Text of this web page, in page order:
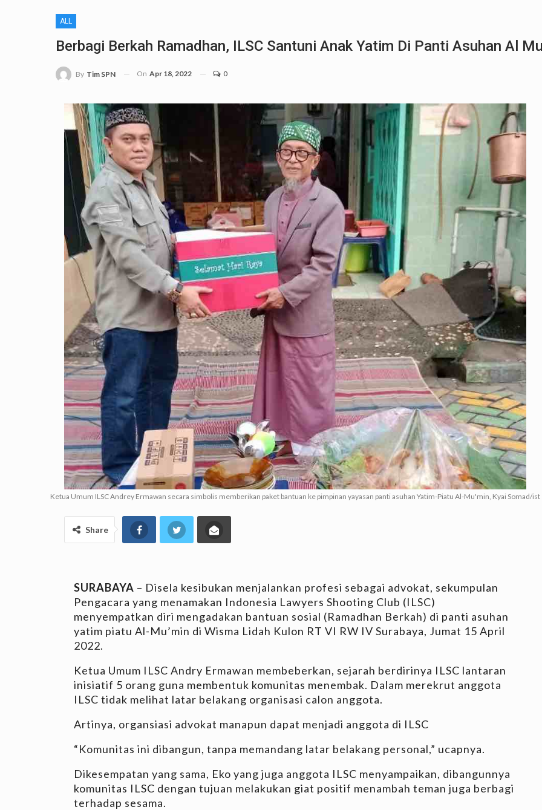
ALL
Berbagi Berkah Ramadhan, ILSC Santuni Anak Yatim Di Panti Asuhan Al
By Tim SPN On Apr 18, 2022 0
Ketua Umum ILSC Andrey Ermawan secara simbolis memberikan paket bantuan ke pimpinan yayasan panti asuhan Yatim-Piatu Al-Mu'min, Kyai Somad/ist
Share
SURABAYA – Disela kesibukan menjalankan profesi sebagai advokat, sekumpulan
Pengacara yang menamakan Indonesia Lawyers Shooting Club (ILSC)
menyempatkan diri mengadakan bantuan sosial (Ramadhan Berkah) di panti asuhan
yatim piatu Al-Mu’min di Wisma Lidah Kulon RT VI RW IV Surabaya, Jumat 15 April
2022.
Ketua Umum ILSC Andry Ermawan membeberkan, sejarah berdirinya ILSC lantaran
inisiatif 5 orang guna membentuk komunitas menembak. Dalam merekrut anggota
ILSC tidak melihat latar belakang organisasi calon anggota.
Artinya, organsiasi advokat manapun dapat menjadi anggota di ILSC
“Komunitas ini dibangun, tanpa memandang latar belakang personal,” ucapnya.
Dikesempatan yang sama, Eko yang juga anggota ILSC menyampaikan, dibangunnya
komunitas ILSC dengan tujuan melakukan giat positif menambah teman juga berbagi
terhadap sesama.